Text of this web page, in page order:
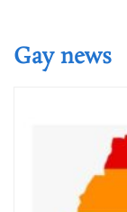
Gay news